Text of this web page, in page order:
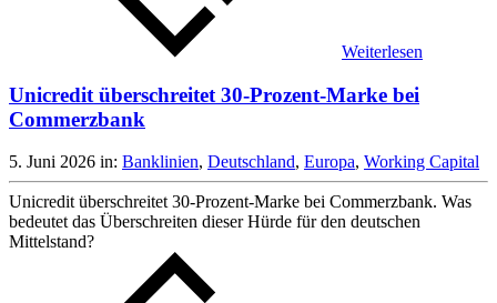
Weiterlesen
Unicredit überschreitet 30-Prozent-Marke bei
Commerzbank
5. Juni 2026 in: Banklinien, Deutschland, Europa, Working Capital
Unicredit überschreitet 30-Prozent-Marke bei Commerzbank. Was
bedeutet das Überschreiten dieser Hürde für den deutschen
Mittelstand?